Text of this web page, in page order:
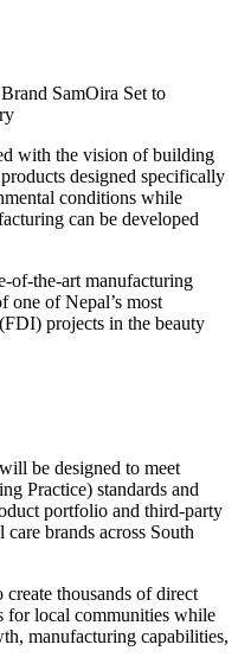
with the vision of building
designed specifically
conditions while
can be developed
of-the-art manufacturing
of Nepal’s most
projects in the beauty
be designed to meet
Practice) standards and
portfolio and third-party
brands across South
thousands of direct
for local communities while
manufacturing capabilities,